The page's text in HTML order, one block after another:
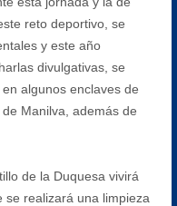
reto deportivo, se
y este año
divulgativas, se
algunos enclaves de
Manilva, además de
de la Duquesa vivirá
se realizará una limpieza